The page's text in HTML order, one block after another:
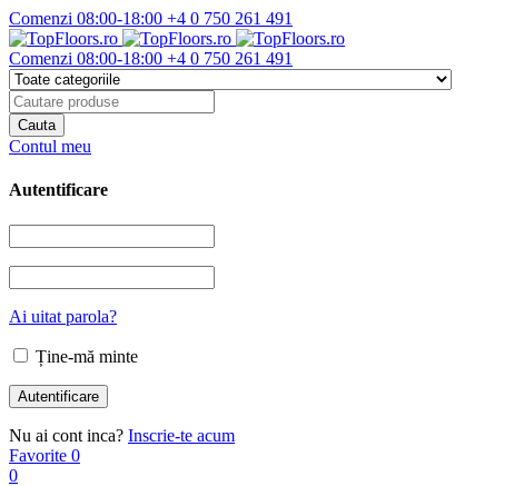
Comenzi 08:00-18:00 +4 0 750 261 491
Comenzi 08:00-18:00 +4 0 750 261 491
Contul meu
Autentificare
Ai uitat parola?
Ține-mă minte
Nu ai cont inca? Inscrie-te acum
Favorite 0
0